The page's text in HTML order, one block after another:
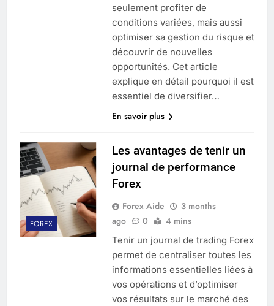
seulement profiter de
conditions variées, mais aussi
optimiser sa gestion du risque et
découvrir de nouvelles
opportunités. Cet article
explique en détail pourquoi il est
essentiel de diversifier…
En savoir plus
FOREX
Les avantages de tenir un
journal de performance
Forex
Forex Aide
3 months
ago
0 4 mins
Tenir un journal de trading Forex
permet de centraliser toutes les
informations essentielles liées à
vos opérations et d’optimiser
vos résultats sur le marché des